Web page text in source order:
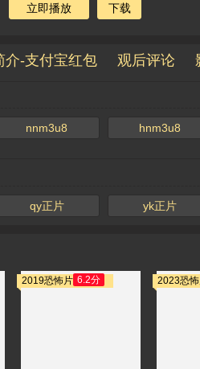
立即播放 下载
介-支付宝红包 观后评论
nnm3u8 hnm3u8
qy正片 yk正片
2019恐怖片 6.2分 2023恐